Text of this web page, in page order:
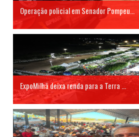
Operação policial em Senador Pompeu...
ExpoMilhã deixa renda para a Terra ...